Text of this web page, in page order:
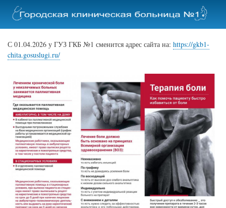
к
основному
С 01.04.2026 у ГУЗ ГКБ №1 сменится адрес сайта на: https://gkb1-
chita.gosuslugi.ru/